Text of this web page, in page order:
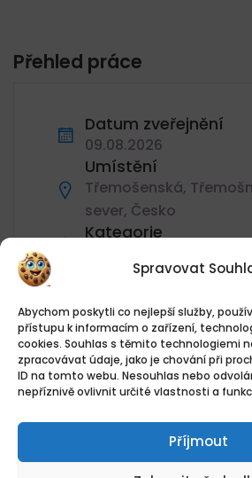
Spravovat
Abychom poskytli co nejlepší služby,
přístupu k informacím o zařízení,
cookies. Souhlas s těmito technologiemi
zpracovávat údaje, jako je chování při
ID na tomto webu. Nesouhlas nebo
nepříznivě ovlivnit určité vlastnosti a
Příjmout
Přehled práce
Datum zveřejnění
09.08.2026
Umístění
Třemošenská,
sever, Česko
Kategorie
hodiny
Hodnotit
140Kč - 160Kč/hodina
Žádosti o
0 Aplikace
zaregistrujte jako uchazeč.
PŘIHLÁSIT /